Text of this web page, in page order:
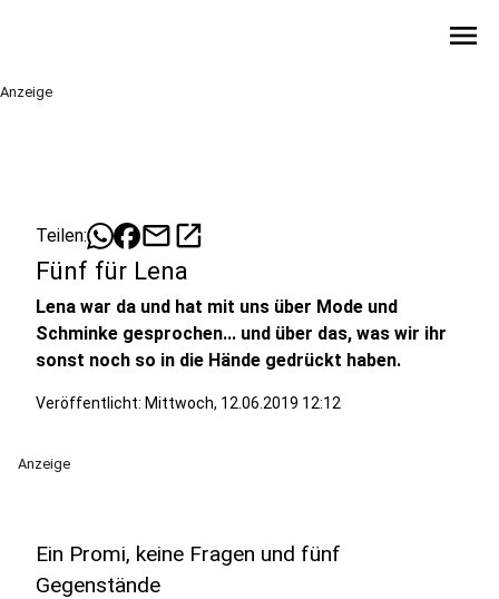
menu
Anzeige
Teilen: mailopen_in_new
Fünf für Lena
Lena war da und hat mit uns über Mode und
Schminke gesprochen... und über das, was wir ihr
sonst noch so in die Hände gedrückt haben.
Veröffentlicht: Mittwoch, 12.06.2019 12:12
Anzeige
Ein Promi, keine Fragen und fünf
Gegenstände